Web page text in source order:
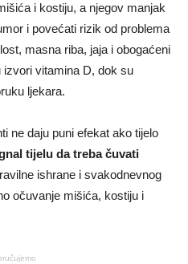
i kostiju, a njegov manjak
i povećati rizik od problema
masna riba, jaja i obogaćeni
izvori vitamina D, dok su
ljekara.
ne daju puni efekat ako tijelo
tijelu da treba čuvati
ishrane i svakodnevnog
očuvanje mišića, kostiju i